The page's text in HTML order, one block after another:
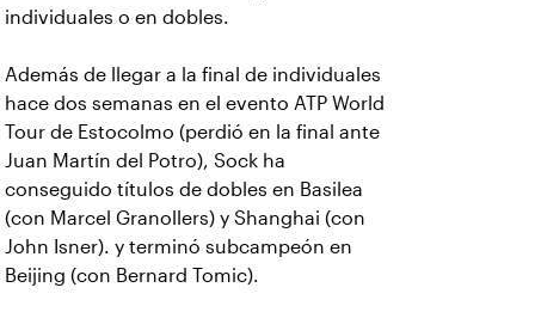
individuales o en dobles.
Además de llegar a la final de individuales
hace dos semanas en el evento ATP World
Tour de Estocolmo (perdió en la final ante
Juan Martín del Potro), Sock ha
conseguido títulos de dobles en Basilea
(con Marcel Granollers) y Shanghai (con
John Isner). y terminó subcampeón en
Beijing (con Bernard Tomic).